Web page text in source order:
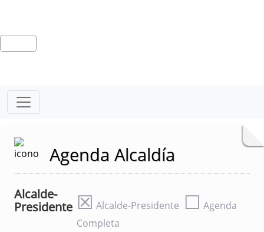
Agenda Alcaldía
Alcalde-
Presidente ☒ Alcalde-Presidente ☐ Agenda
Completa